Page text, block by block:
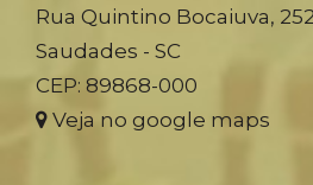
Rua Quintino Bocaiuva,
Saudades - SC
CEP: 89868-000
Veja no google maps